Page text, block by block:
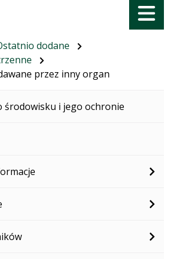
Menu
dodane
przez inny organ
środowisku i jego ochronie